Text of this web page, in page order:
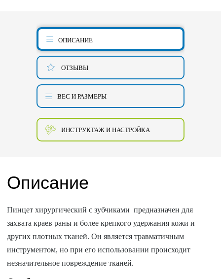
ОПИСАНИЕ
ОТЗЫВЫ
ВЕС И РАЗМЕРЫ
ИНСТРУКТАЖ И НАСТРОЙКА
Описание
Пинцет хирургический с зубчиками предназначен для
захвата краев раны и более крепкого удержания кожи и
других плотных тканей. Он является травматичным
инструментом, но при его использовании происходит
незначительное повреждение тканей.